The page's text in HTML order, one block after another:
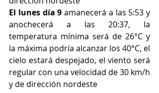
El lunes día 9 amanecerá a las 5:53 y
anochecerá a las 20:37, la
temperatura mínima será de 26°C y
la máxima podría alcanzar los 40°C, el
cielo estará despejado, el viento será
regular con una velocidad de 30 km/h
y de dirección nordeste